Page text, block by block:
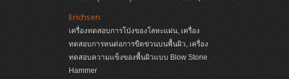
Erichsen
เครื่องทดสอบการโป่งของโลหะแผ่น, เครื่อง
ทดสอบการทนต่อการขีดข่วนบนพื้นผิว, เครื่อง
ทดสอบความแข็งของพื้นผิวแบบ Blow Stone
Hammer